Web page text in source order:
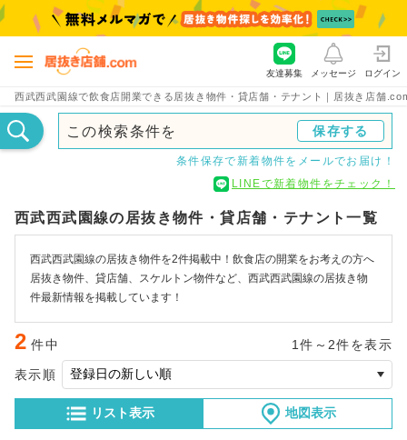
西武西武園線で飲食店開業できる居抜き物件・貸店舗・テナント｜居抜き店舗
友達募集 メッセージ ログイン
この検索条件を 保存する
条件保存で新着物件をメールでお届け！
LINEで新着物件をチェック！
西武西武園線の居抜き物件・貸店舗・テナント一覧
西武西武園線の居抜き物件を2件掲載中！飲食店の開業をお考えの方へ
居抜き物件、貸店舗、スケルトン物件など、西武西武園線の居抜き物
件最新情報を掲載しています！
2 件中 1件～2件を表示
リスト表示 地図表示
表示順